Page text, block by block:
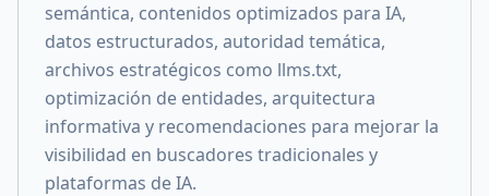
semántica, contenidos optimizados para IA,
datos estructurados, autoridad temática,
archivos estratégicos como llms.txt,
optimización de entidades, arquitectura
informativa y recomendaciones para mejorar la
visibilidad en buscadores tradicionales y
plataformas de IA.